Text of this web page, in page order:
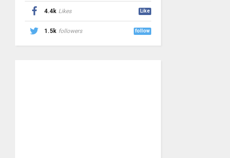
4.4k Likes Like
1.5k followers follow